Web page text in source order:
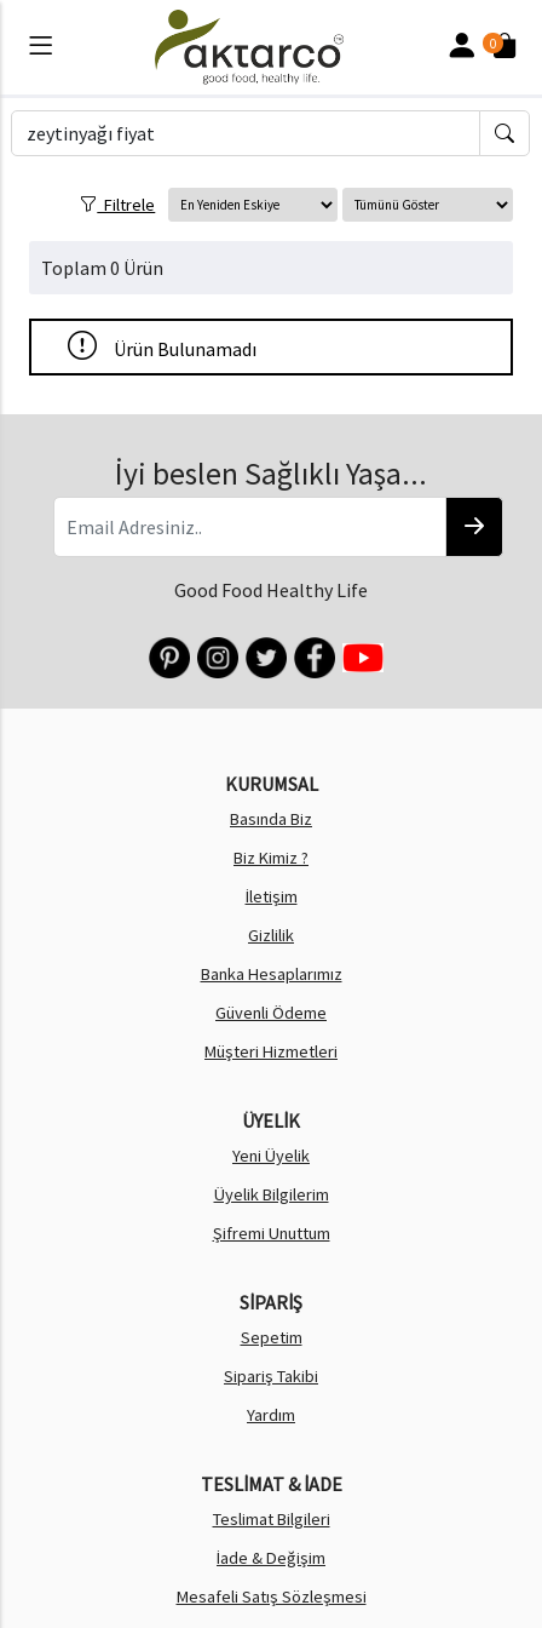
0
Filtrele
Toplam 0 Ürün
Ürün Bulunamadı
İyi beslen Sağlıklı Yaşa...
Good Food Healthy Life
KURUMSAL
Basında Biz
Biz Kimiz ?
İletişim
Gizlilik
Banka Hesaplarımız
Güvenli Ödeme
Müşteri Hizmetleri
ÜYELİK
Yeni Üyelik
Üyelik Bilgilerim
Şifremi Unuttum
SİPARİŞ
Sepetim
Sipariş Takibi
Yardım
TESLİMAT & İADE
Teslimat Bilgileri
İade & Değişim
Mesafeli Satış Sözleşmesi